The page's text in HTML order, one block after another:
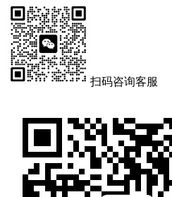
扫码咨询客服